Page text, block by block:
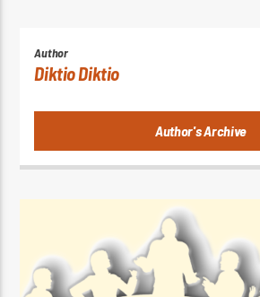
Author
Diktio Diktio
Author's Archive